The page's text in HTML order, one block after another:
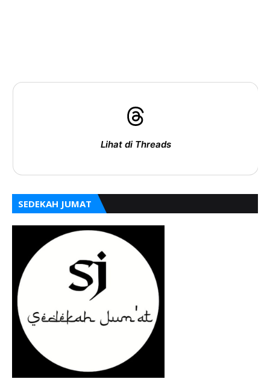
Lihat di Threads
SEDEKAH JUMAT